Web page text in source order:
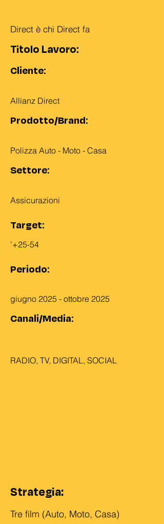
Direct è chi Direct fa
Titolo Lavoro:
Cliente:
Allianz Direct
Prodotto/Brand:
Polizza Auto - Moto - Casa
Settore:
Assicurazioni
Target:
'+25-54
Periodo:
giugno 2025 - ottobre 2025
Canali/Media:
RADIO, TV, DIGITAL, SOCIAL
Strategia:
Tre film (Auto, Moto, Casa)